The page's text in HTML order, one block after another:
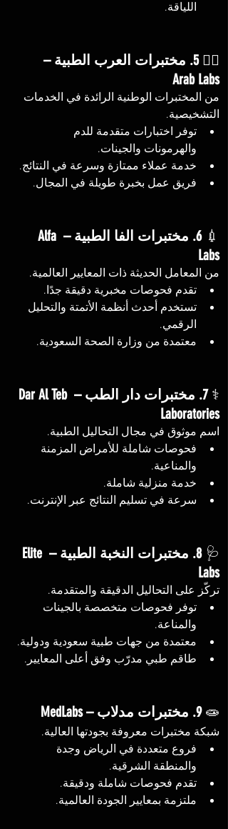
اللياقة.
🧍‍♀️ 5. مختبرات العرب الطبية –
Arab Labs
من المختبرات الوطنية الرائدة في الخدمات
التشخيصية.
توفر اختبارات متقدمة للدم
والهرمونات والجينات.
خدمة عملاء ممتازة وسرعة في النتائج.
فريق عمل بخبرة طويلة في المجال.
💉
6. مختبرات الفا الطبية – Alfa
Labs
من المعامل الحديثة ذات المعايير العالمية.
تقدم فحوصات مخبرية دقيقة جدًا.
تستخدم أحدث أنظمة الأتمتة والتحليل
الرقمي.
معتمدة من وزارة الصحة السعودية.
⚕️
7. مختبرات دار الطب – Dar Al Teb
Laboratories
اسم موثوق في مجال التحاليل الطبية.
فحوصات شاملة للأمراض المزمنة
والمناعية.
خدمة منزلية شاملة.
سرعة في تسليم النتائج عبر الإنترنت.
🩺
8. مختبرات النخبة الطبية – Elite
Labs
تركّز على التحاليل الدقيقة والمتقدمة.
توفر فحوصات متخصصة بالجينات
والمناعة.
معتمدة من جهات طبية سعودية ودولية.
طاقم طبي مدرّب وفق أعلى المعايير.
🧫 9. مختبرات مدلاب – MedLabs
شبكة مختبرات معروفة بجودتها العالية.
فروع متعددة في الرياض وجدة
والمنطقة الشرقية.
تقدم فحوصات شاملة ودقيقة.
ملتزمة بمعايير الجودة العالمية.